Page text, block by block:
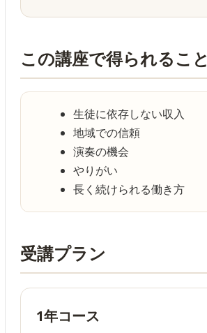
この講座で得られること
生徒に依存しない収入
地域での信頼
演奏の機会
やりがい
長く続けられる働き方
受講プラン
1年コース